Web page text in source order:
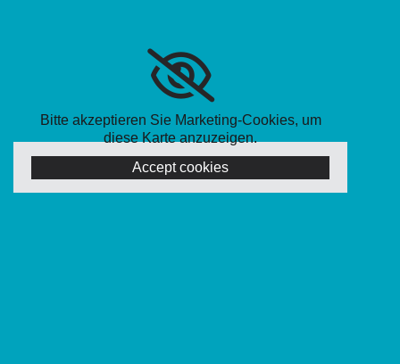
Bitte akzeptieren Sie Marketing-Cookies, um
diese Karte anzuzeigen.
Accept cookies